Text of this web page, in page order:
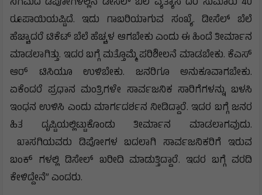
ರೂಪಾಯಿಯಷ್ಟಿದೆ. ಇದು ಗಾಬರಿಯಾಗುವ ಸಂಖ್ಯೆ. ಡೀಸೆಲ್ ಬೆಲೆ
ಹೆಚ್ಚಾದರೆ ಟಿಕೆಟ್ ಬೆಲೆ ಹೆಚ್ಚಳ ಆಗಬೇಕು ಎಂದು ಈ ಹಿಂದೆ ತೀರ್ಮಾನ
ಮಾಡಲಾಗಿತ್ತು. ಇದರ ಬಗ್ಗೆ ಮತ್ತೊಮ್ಮೆ ಪರಿಶೀಲನೆ ಮಾಡಬೇಕು. ಕೆಎಸ್
ಆರ್ ಟಿಸಿಯೂ ಉಳಿಬೇಕು. ಜನರಿಗೂ ಅನುಕೂವಾಗಬೇಕು.
ಏಕೆಂದರೆ ಪ್ರಧಾನ ಮಂತ್ರಿಗಳೇ ಸಾರ್ವಜನಿಕ ಸಾರಿಗೆಗಳನ್ನು ಬಳಸಿ
ಇಂಧನ ಉಳಿಸಿ ಎಂದು ಮಾರ್ಗದರ್ಶನ ನೀಡಿದ್ದಾರೆ. ಇದರ ಬಗ್ಗೆ ಜನರ
ಹಿತ ದೃಷ್ಟಿಯಲ್ಲಿಟ್ಟುಕೊಂಡು ತೀರ್ಮಾನ ಮಾಡಲಾಗವುದು.
ಖಾಸಗಿಯವರು ಡಿಪೋಗಳ ಬದಲಾಗಿ ಸಾರ್ವಜನಿಕರಿಗೆ ಇರುವ
ಬಂಕ್ ಗಳಲ್ಲಿ ಡಿಸೇಲ್ ಖರೀದಿ ಮಾಡುತ್ತಿದ್ದಾರೆ. ಇದರ ಬಗ್ಗೆ ವರದಿ
ಕೇಳಿದ್ದೇನೆ” ಎಂದರು.